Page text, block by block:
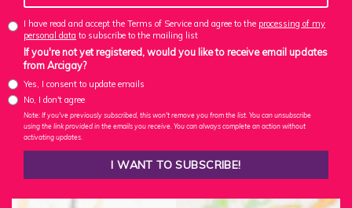
I have read and accept the Terms of Service and agree to the processing of my
personal data to subscribe to the mailing list
If you're not yet registered, would you like to receive email updates
from Arcigay?
Yes, I consent to update emails
No, I don't agree
Note: If you've previously subscribed, this won't remove you from the list. You can unsubscribe
using the link provided in the emails you receive. You can always complete an action without
activating updates.